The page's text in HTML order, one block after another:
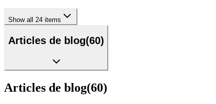
Show all 24 items
Articles de blog(60)
Articles de blog(60)